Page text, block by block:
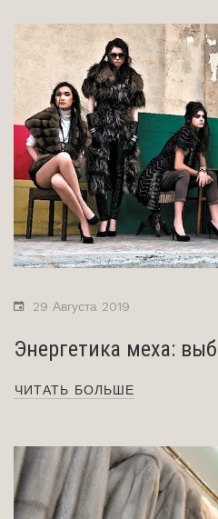
29 Августа 2019
Энергетика меха:
ЧИТАТЬ БОЛЬШЕ